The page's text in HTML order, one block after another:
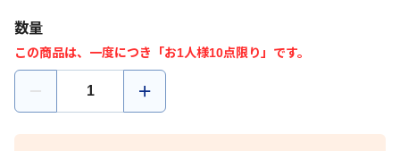
数量
この商品は、一度につき「お1人様10点限り」です。